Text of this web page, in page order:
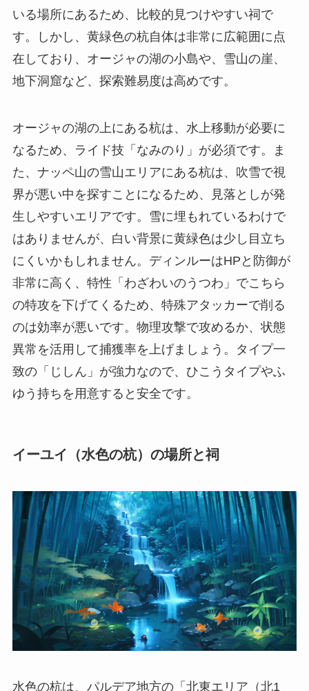
いる場所にあるため、比較的見つけやすい祠で
す。しかし、黄緑色の杭自体は非常に広範囲に点
在しており、オージャの湖の小島や、雪山の崖、
地下洞窟など、探索難易度は高めです。
オージャの湖の上にある杭は、水上移動が必要に
なるため、ライド技「なみのり」が必須です。ま
た、ナッペ山の雪山エリアにある杭は、吹雪で視
界が悪い中を探すことになるため、見落としが発
生しやすいエリアです。雪に埋もれているわけで
はありませんが、白い背景に黄緑色は少し目立ち
にくいかもしれません。ディンルーはHPと防御が
非常に高く、特性「わざわいのうつわ」でこちら
の特攻を下げてくるため、特殊アタッカーで削る
のは効率が悪いです。物理攻撃で攻めるか、状態
異常を活用して捕獲率を上げましょう。タイプ一
致の「じしん」が強力なので、ひこうタイプやふ
ゆう持ちを用意すると安全です。
イーユイ（水色の杭）の場所と祠
水色の杭は、パルデア地方の「北東エリア（北1